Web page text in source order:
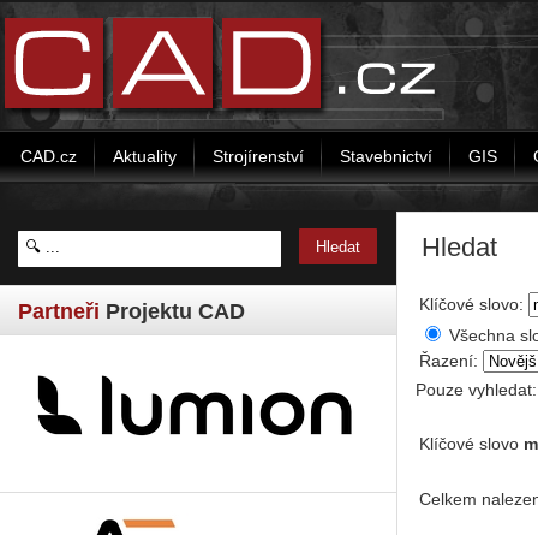
CAD.cz Aktuality Strojírenství Stavebnictví GIS
Partneři Projektu CAD
Hledat
Klíčové slovo:
Všechna
Řazení:
Pouze
Klíčové slovo
Celkem